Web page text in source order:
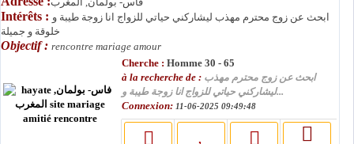
فاس- بولمان, المغرب
Intérêts : ابحث عن زوج محترم مهذب ليشاركني حياتي للزواج انا زوجة طيبة و
خلوقة و جميلة
Objectif : rencontre mariage amour
Cherche : Homme 30 - 65
à la recherche de : ابحث عن زوج محترم مهذب
ليشاركني حياتي للزواج انا زوجة طيبة و...
Connexion: 11-06-2025 09:49:48